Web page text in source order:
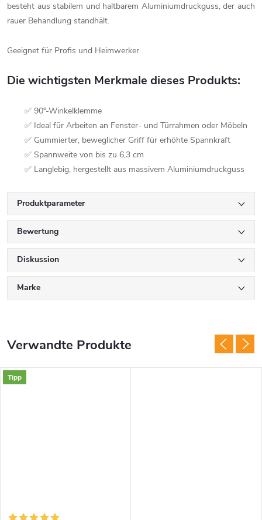
besteht aus stabilem und haltbarem Aluminiumdruckguss, der auch
rauer Behandlung standhält.
Geeignet für Profis und Heimwerker.
Die wichtigsten Merkmale dieses Produkts:
✅ 90°-Winkelklemme
✅ Ideal für Arbeiten an Fenster- und Türrahmen oder Möbeln
✅ Gummierter, beweglicher Griff für erhöhte Spannkraft
✅ Spannweite von bis zu 6,3 cm
✅ Langlebig, hergestellt aus massivem Aluminiumdruckguss
Produktparameter
Bewertung
Diskussion
Marke
Verwandte Produkte
Tipp